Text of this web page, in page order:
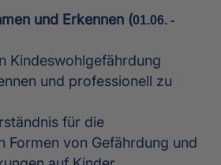
und Erkennen (01.06. -
Kindeswohlgefährdung
und professionell zu
für die
Formen von Gefährdung und